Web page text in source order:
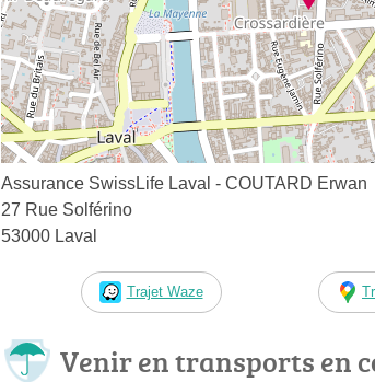
Assurance SwissLife Laval - COUTARD Erwan
27 Rue Solférino
53000 Laval
Trajet Waze
Venir en transports en